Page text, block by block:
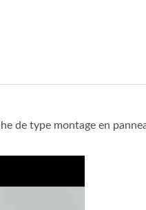
de type montage en